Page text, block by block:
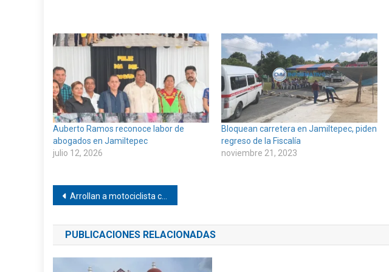
Auberto Ramos reconoce labor de
abogados en Jamiltepec
julio 12, 2026
Bloquean carretera en Jamiltepec, piden
regreso de la Fiscalía
noviembre 21, 2023
Navegación
de
entradas
Arrollan a motociclista cerca de Pinotepa
PUBLICACIONES RELACIONADAS